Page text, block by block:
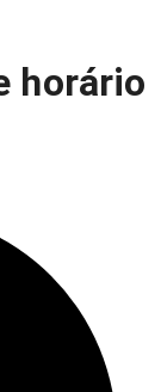
horário